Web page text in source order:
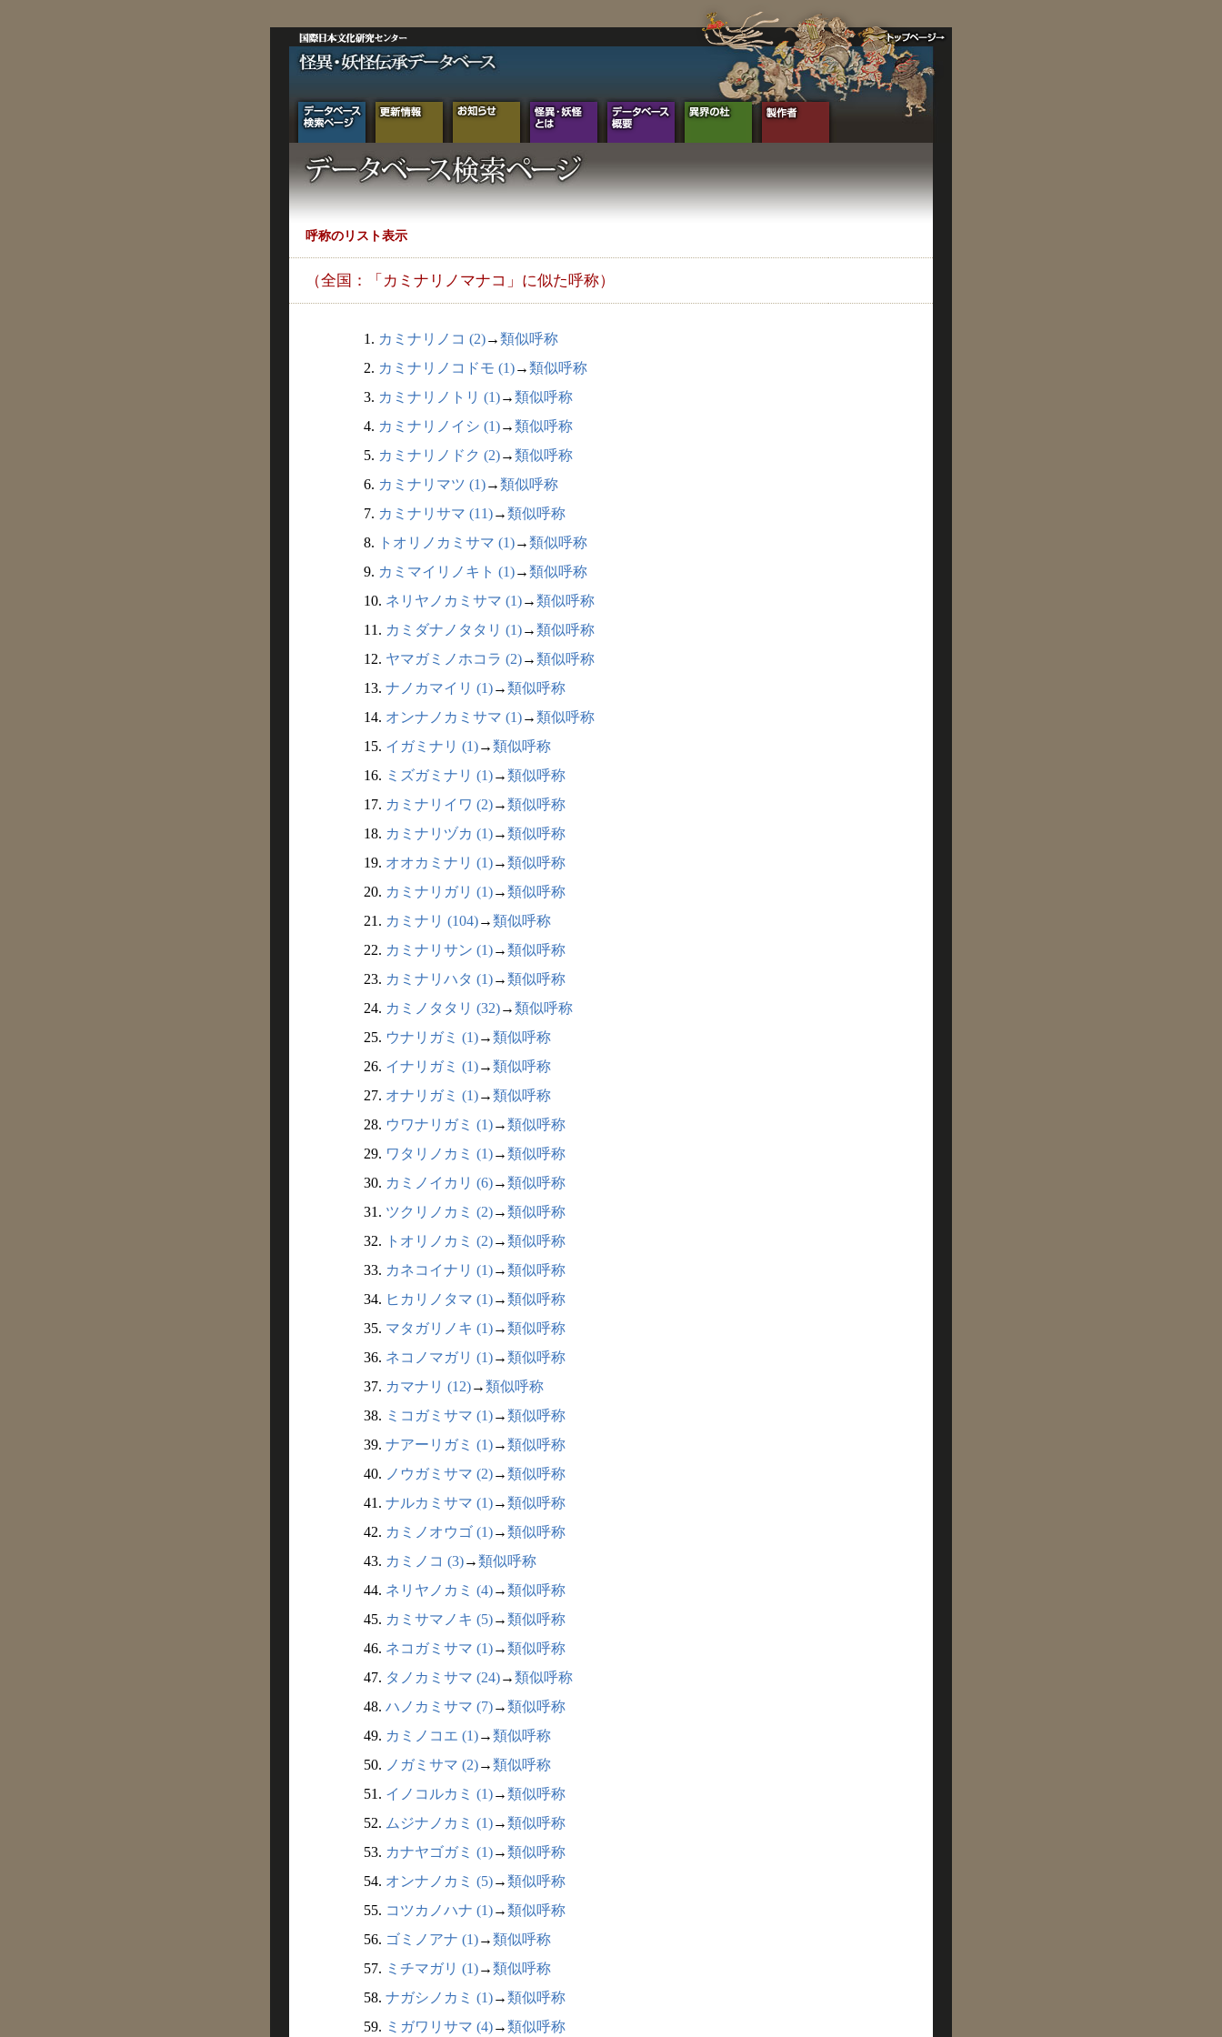
呼称のリスト表示
（全国：「カミナリノマナコ」に似た呼称）
1. カミナリノコ (2)→類似呼称
2. カミナリノコドモ (1)→類似呼称
3. カミナリノトリ (1)→類似呼称
4. カミナリノイシ (1)→類似呼称
5. カミナリノドク (2)→類似呼称
6. カミナリマツ (1)→類似呼称
7. カミナリサマ (11)→類似呼称
8.
トオリノカミサマ (1)→類似呼称
9. カミマイリノキト (1)→類似呼称
10. ネリヤノカミサマ (1)→類似呼称
11. カミダナノタタリ (1)→類似呼称
12. ヤマガミノホコラ (2)→類似呼称
13. ナノカマイリ (1)→類似呼称
14. オンナノカミサマ (1)→類似呼称
15. イガミナリ (1)→類似呼称
16. ミズガミナリ (1)→類似呼称
17. カミナリイワ (2)→類似呼称
18. カミナリヅカ (1)→類似呼称
19. オオカミナリ (1)→類似呼称
20. カミナリガリ (1)→類似呼称
21. カミナリ (104)→類似呼称
22. カミナリサン (1)→類似呼称
23. カミナリハタ (1)→類似呼称
24. カミノタタリ (32)→類似呼称
25. ウナリガミ (1)→類似呼称
26. イナリガミ (1)→類似呼称
27. オナリガミ (1)→類似呼称
28. ウワナリガミ (1)→類似呼称
29. ワタリノカミ (1)→類似呼称
30. カミノイカリ (6)→類似呼称
31. ツクリノカミ (2)→類似呼称
32.
トオリノカミ (2)→類似呼称
33. カネコイナリ (1)→類似呼称
34. ヒカリノタマ (1)→類似呼称
35. マタガリノキ (1)→類似呼称
36. ネコノマガリ (1)→類似呼称
37. カマナリ (12)→類似呼称
38. ミコガミサマ (1)→類似呼称
39. ナアーリガミ (1)→類似呼称
40. ノウガミサマ (2)→類似呼称
41. ナルカミサマ (1)→類似呼称
42. カミノオウゴ (1)→類似呼称
43. カミノコ (3)→類似呼称
44. ネリヤノカミ (4)→類似呼称
45. カミサマノキ (5)→類似呼称
46. ネコガミサマ (1)→類似呼称
47. タノカミサマ (24)→類似呼称
48. ハノカミサマ (7)→類似呼称
49. カミノコエ (1)→類似呼称
50. ノガミサマ (2)→類似呼称
51. イノコルカミ (1)→類似呼称
52. ムジナノカミ (1)→類似呼称
53. カナヤゴガミ (1)→類似呼称
54. オンナノカミ (5)→類似呼称
55. コツカノハナ (1)→類似呼称
56. ゴミノアナ (1)→類似呼称
57. ミチマガリ (1)→類似呼称
58. ナガシノカミ (1)→類似呼称
59. ミガワリサマ (4)→類似呼称